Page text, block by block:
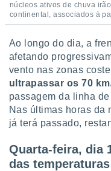
núcleos ativos de chuva
continental, associados à
Ao longo do dia, a
afetando
vento nas zonas
ultrapassar os 70
passagem da linha
Nas últimas horas da
já terá passado,
Quarta-feira, dia
das